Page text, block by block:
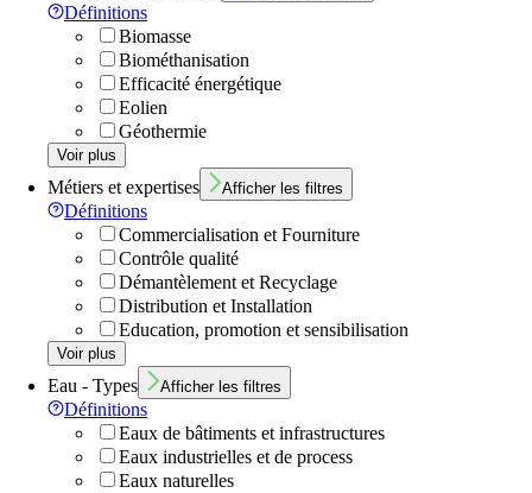
Définitions
Biomasse
Biométhanisation
Efficacité énergétique
Eolien
Géothermie
Voir plus
Métiers et expertises Afficher les filtres
Définitions
Commercialisation et Fourniture
Contrôle qualité
Démantèlement et Recyclage
Distribution et Installation
Education, promotion et sensibilisation
Voir plus
Eau - Types Afficher les filtres
Définitions
Eaux de bâtiments et infrastructures
Eaux industrielles et de process
Eaux naturelles